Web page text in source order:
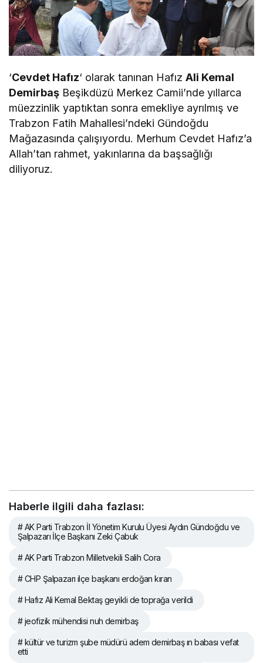
‘Cevdet Hafız‘ olarak tanınan HafızAli Kemal
Demirbaş Beşikdüzü Merkez Camii’nde yıllarca
müezzinlik yaptıktan sonra emekliye ayrılmış ve
Trabzon Fatih Mahallesi’ndeki Gündoğdu
Mağazasında çalışıyordu. Merhum Cevdet Hafız’a
Allah’tan rahmet, yakınlarına da başsağlığı
diliyoruz.
Haberle ilgili daha fazlası:
# AK Parti Trabzon İl Yönetim Kurulu Üyesi Aydın Gündoğdu ve
Şalpazarı İlçe Başkanı Zeki Çabuk
# AK Parti Trabzon Milletvekili Salih Cora
# CHP Şalpazarı ilçe başkanı erdoğan kıran
# Hafız Ali Kemal Bektaş geyikli de toprağa verildi
# jeofizik mühendisi nuh demirbaş
# kültür ve turizm şube müdürü adem demirbaş ın babası vefat
etti